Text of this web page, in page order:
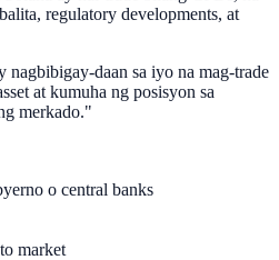
regulatory developments, at
daan sa iyo na mag-trade
at kumuha ng posisyon sa
merkado."
o central banks
market